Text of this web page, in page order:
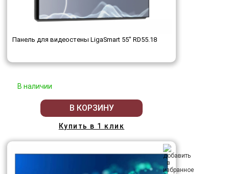
Панель для видеостены LigaSmart 55" RD55.18
В наличии
В КОРЗИНУ
Купить в 1 клик